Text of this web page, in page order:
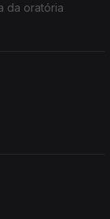
da oratória